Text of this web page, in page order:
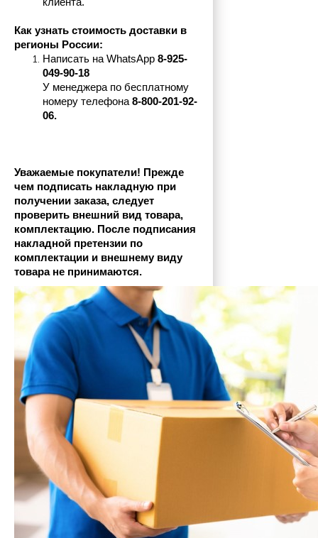
Как узнать стоимость доставки в
регионы России:
Написать на WhatsApp 8-925-
049-90-18
У менеджера по бесплатному
номеру телефона 8-800-201-92-
06.
Уважаемые покупатели! Прежде
чем подписать накладную при
получении заказа, следует
проверить внешний вид товара,
комплектацию. После подписания
накладной претензии по
комплектации и внешнему виду
товара не принимаются.